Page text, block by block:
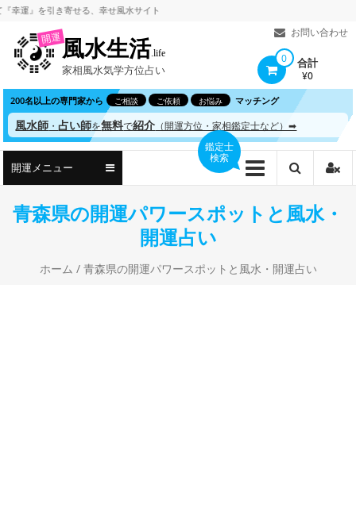
コ
ツ
へ
ス
ッ
』を引き寄せる、幸せ風水サイト
お問い合わせ
開運風水生活.life
家相風水気学方位占い
0 合計
¥0
200名以上の専門家から ご相談 ご依頼 お悩み マッチング
風水師 ・占い師を無料で紹介 （開運方位・家相鑑定士など）➡
開運メニュー
鑑定士
検索
青森県の開運パワースポットと風水・
開運占い
ホーム / 青森県の開運パワースポットと風水・開運占い